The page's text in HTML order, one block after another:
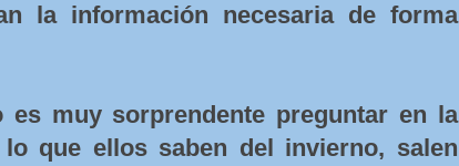
la información necesaria de forma
es muy sorprendente preguntar en la
que ellos saben del invierno, salen